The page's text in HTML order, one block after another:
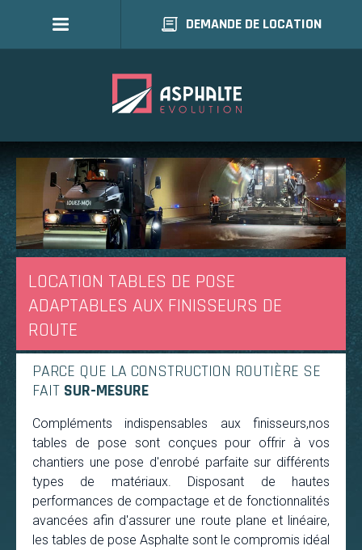
DEMANDE DE LOCATION
LOCATION TABLES DE POSE
ADAPTABLES AUX FINISSEURS DE
ROUTE
PARCE QUE LA CONSTRUCTION ROUTIÈRE SE
FAIT SUR-MESURE
Compléments indispensables aux finisseurs,nos
tables de pose sont conçues pour offrir à vos
chantiers une pose d'enrobé parfaite sur différents
types de matériaux. Disposant de hautes
performances de compactage et de fonctionnalités
avancées afin d'assurer une route plane et linéaire,
les tables de pose Asphalte sont le compromis idéal